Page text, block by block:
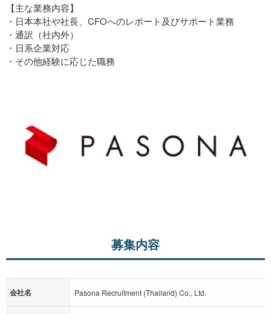
【主な業務内容】
・日本本社や社長、CFOへのレポート及びサポート業務
・通訳（社内外）
・日系企業対応
・その他経験に応じた職務
募集内容
会社名 Pasona Recruitment (Thailand) Co., Ltd.